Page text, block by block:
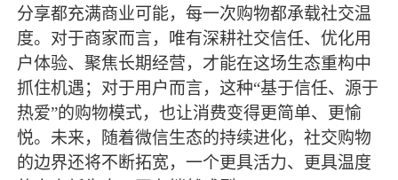
分享都充满商业可能，每一次购物都承载社交温
度。对于商家而言，唯有深耕社交信任、优化用
户体验、聚焦长期经营，才能在这场生态重构中
抓住机遇；对于用户而言，这种“基于信任、源于
热爱”的购物模式，也让消费变得更简单、更愉
悦。未来，随着微信生态的持续进化，社交购物
的边界还将不断拓宽，一个更具活力、更具温度